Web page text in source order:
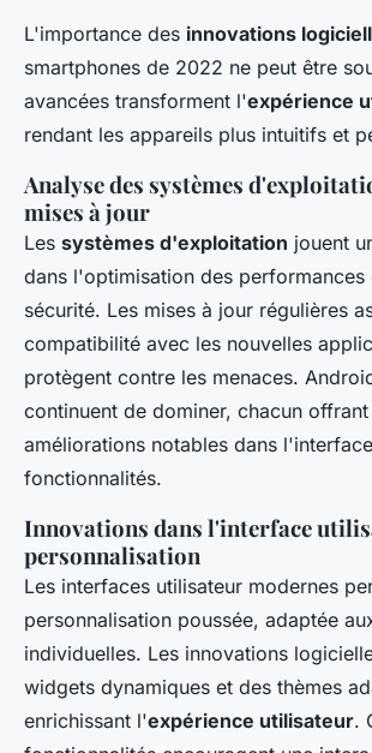
L'importance des innovations
smartphones de 2022 ne peut être
avancées transforment l'expérience
rendant les appareils plus intuitifs et
Analyse des systèmes
mises à jour
Les systèmes d'exploitation jouent
dans l'optimisation des performances
sécurité. Les mises à jour régulières
compatibilité avec les nouvelles
protègent contre les menaces.
continuent de dominer, chacun
améliorations notables dans
fonctionnalités.
Innovations dans l'interface
personnalisation
Les interfaces utilisateur modernes
personnalisation poussée, adaptée
individuelles. Les innovations
widgets dynamiques et des thèmes
enrichissant l'expérience utilisateur.